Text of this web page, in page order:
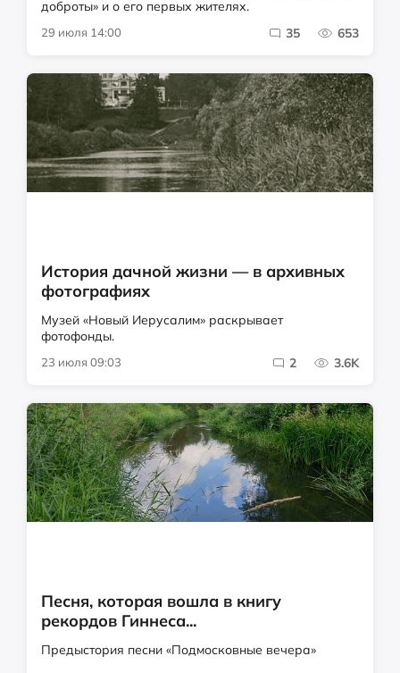
доброты» и о его первых жителях.
29 июля 14:00 35 653
История дачной жизни — в архивных
фотографиях
Музей «Новый Иерусалим» раскрывает
фотофонды.
23 июля 09:03 2 3.6K
Песня, которая вошла в книгу
рекордов Гиннеса...
Предыстория песни «Подмосковные вечера»